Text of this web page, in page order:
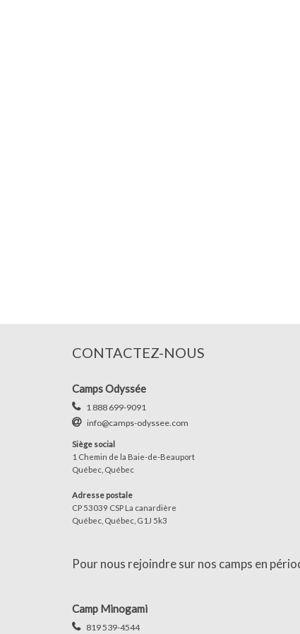
CONTACTEZ-NOUS
Camps Odyssée
1 888 699-9091
info@camps-odyssee.com
Siège social
1 Chemin de la Baie-de-Beauport
Québec, Québec
Adresse postale
CP 53039 CSP La canardière
Québec, Québec, G1J 5k3
Pour nous rejoindre sur nos camps en
Camp Minogami
819 539-4544